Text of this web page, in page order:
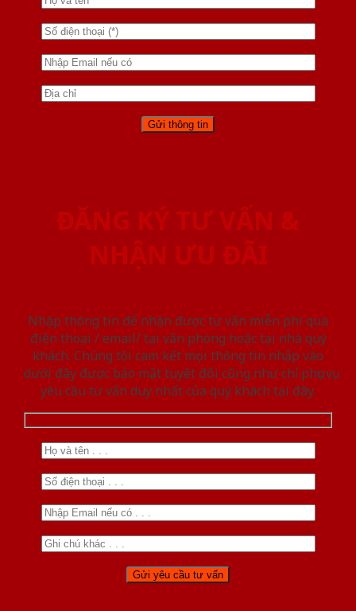
ĐĂNG KÝ TƯ VẤN &
NHẬN ƯU ĐÃI
Nhập thông tin để nhận được tư vấn miễn phí qua
điện thoại / email/ tại văn phòng hoặc tại nhà quý
khách. Chúng tôi cam kết mọi thông tin nhập vào
dưới đây được bảo mật tuyệt đối cũng như chỉ phục vụ
yêu cầu tư vấn duy nhất của quý khách tại đây.